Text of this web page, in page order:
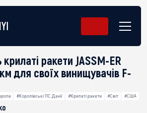
ракети JASSM-ER
для своїх винищувачів F-
#Королівські ПС Данії #Крилаті ракети #Світ #США